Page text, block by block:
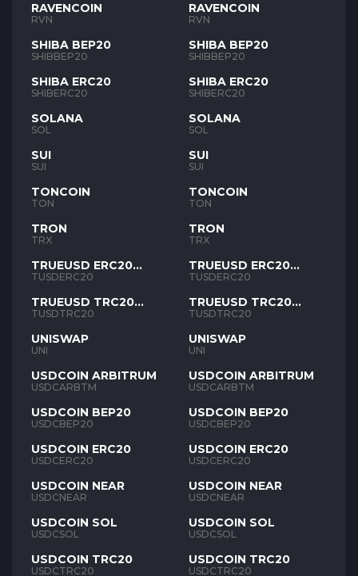
RAVENCOIN
RVN
SHIBA BEP20
SHIBBEP20
SHIBA ERC20
SHIBERC20
SOLANA
SOL
SUI
SUI
TONCOIN
TON
TRON
TRX
TRUEUSD ERC20
TUSD
TUSDERC20
TRUEUSD TRC20
TUSD
TUSDTRC20
UNISWAP
UNI
USDCOIN ARBITRUM
USDCARBTM
USDCOIN BEP20
USDCBEP20
USDCOIN ERC20
USDCERC20
USDCOIN NEAR
USDCNEAR
USDCOIN SOL
USDCSOL
USDCOIN TRC20
USDCTRC20
RAVENCOIN
RVN
SHIBA BEP20
SHIBBEP20
SHIBA ERC20
SHIBERC20
SOLANA
SOL
SUI
SUI
TONCOIN
TON
TRON
TRX
TRUEUSD ERC20
TUSD
TUSDERC20
TRUEUSD TRC20
TUSD
TUSDTRC20
UNISWAP
UNI
USDCOIN ARBITRUM
USDCARBTM
USDCOIN BEP20
USDCBEP20
USDCOIN ERC20
USDCERC20
USDCOIN NEAR
USDCNEAR
USDCOIN SOL
USDCSOL
USDCOIN TRC20
USDCTRC20